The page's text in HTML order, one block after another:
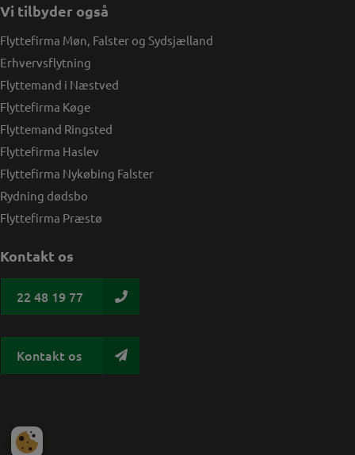
Vi tilbyder også
Flyttefirma Møn, Falster og Sydsjælland
Erhvervsflytning
Flyttemand i Næstved
Flyttefirma Køge
Flyttemand Ringsted
Flyttefirma Haslev
Flyttefirma Nykøbing Falster
Rydning dødsbo
Flyttefirma Præstø
Kontakt os
22 48 19 77
Kontakt os